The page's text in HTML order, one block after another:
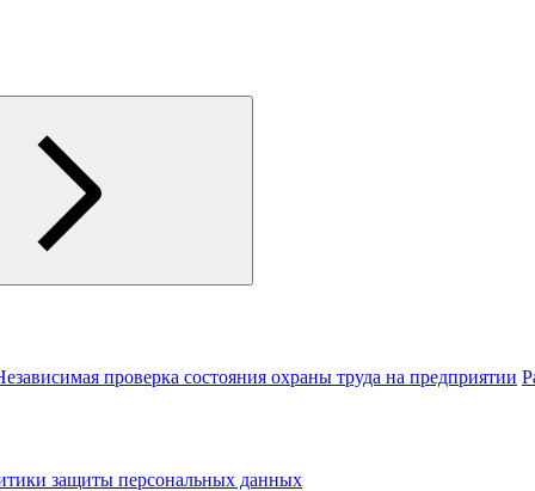
проверка состояния охраны труда на предприятии
защиты персональных данных